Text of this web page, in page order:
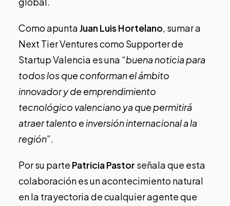
Como apuntaJuan Luis Hortelano, sumar a
Next Tier Ventures como Supporter de
Startup Valencia es una “buena noticia para
todos los que conforman el ámbito
innovador y de emprendimiento
tecnológico valenciano ya que permitirá
atraer talento einversión internacional a la
región”.
Por su parte Patricia Pastor señala que esta
colaboración es un acontecimiento natural
en la trayectoria de cualquier agente que